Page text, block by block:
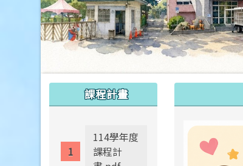
課程計畫
114學年度
課程計